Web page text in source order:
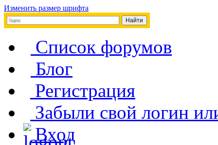
Изменить размер шрифта
Список форумов
Блог
Регистрация
Забыли свой логин
Вход